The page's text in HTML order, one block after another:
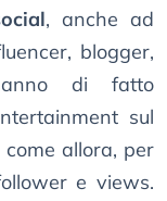
, anche ad
blogger,
di fatto
sul
allora, per
e views.